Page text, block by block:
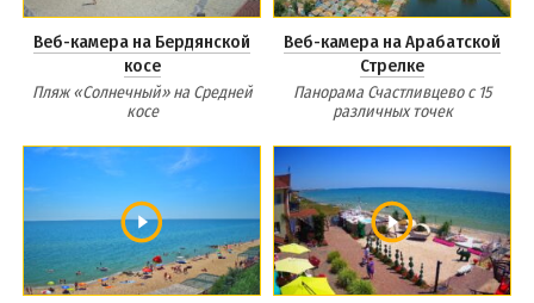
Веб-камера на Бердянской
косе
Пляж «Солнечный» на Средней
косе
Веб-камера на Арабатской
Стрелке
Панорама Счастливцево с 15
различных точек